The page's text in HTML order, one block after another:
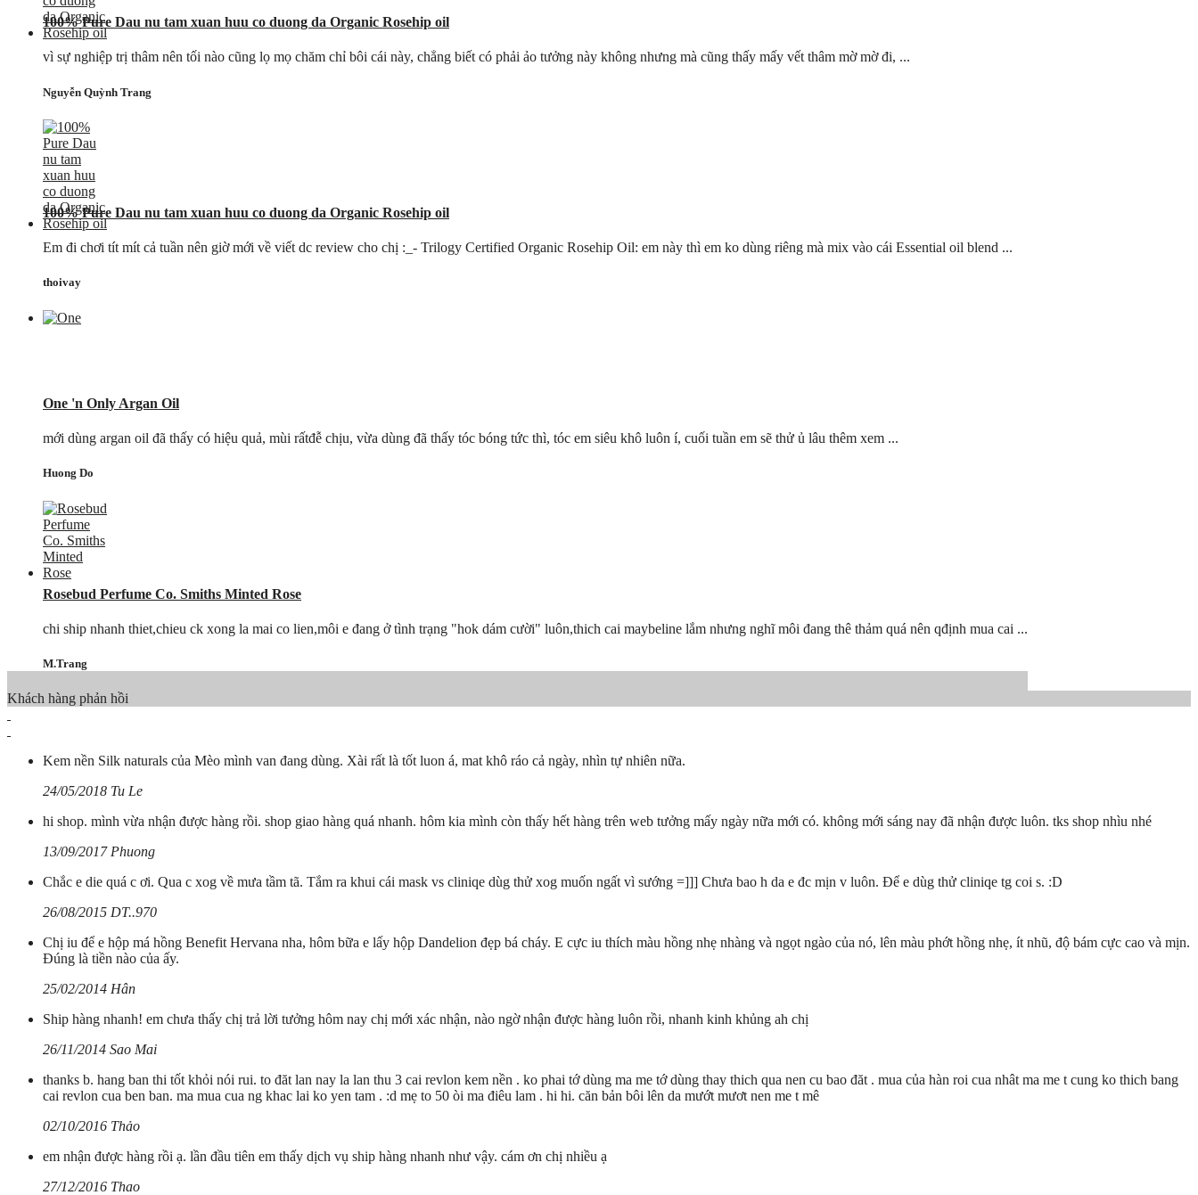
100% Pure Dau nu tam xuan huu co duong da Organic Rosehip oil
vì sự nghiệp trị thâm nên tối nào cũng lọ mọ chăm chỉ bôi cái này, chẳng biết có phải ảo tưởng này không nhưng mà cũng thấy mấy vết thâm mờ mờ đi, ...
Nguyễn Quỳnh Trang
100% Pure Dau nu tam xuan huu co duong da Organic Rosehip oil
Em đi chơi tít mít cả tuần nên giờ mới về viết dc review cho chị :_- Trilogy Certified Organic Rosehip Oil: em này thì em ko dùng riêng mà mix vào cái Essential oil blend ...
thoivay
One 'n Only Argan Oil
mới dùng argan oil đã thấy có hiệu quả, mùi rấtđễ chịu, vừa dùng đã thấy tóc bóng tức thì, tóc em siêu khô luôn í, cuối tuần em sẽ thử ủ lâu thêm xem ...
Huong Do
Rosebud Perfume Co. Smiths Minted Rose
chi ship nhanh thiet,chieu ck xong la mai co lien,môi e đang ở tình trạng "hok dám cười" luôn,thich cai maybeline lắm nhưng nghĩ môi đang thê thảm quá nên qđịnh mua cai ...
M.Trang
Khách hàng phản hồi
Kem nền Silk naturals của Mèo mình van đang dùng. Xài rất là tốt luon á, mat khô ráo cả ngày, nhìn tự nhiên nữa.
24/05/2018 Tu Le
hi shop. mình vừa nhận được hàng rồi. shop giao hàng quá nhanh. hôm kia mình còn thấy hết hàng trên web tưởng mấy ngày nữa mới có. không mới sáng nay đã nhận được luôn. tks shop nhìu nhé
13/09/2017 Phuong
Chắc e die quá c ơi. Qua c xog về mưa tầm tã. Tắm ra khui cái mask vs cliniqe dùg thử xog muốn ngất vì sướng =]]] Chưa bao h da e đc mịn v luôn. Để e dùg thử cliniqe tg coi s. :D
26/08/2015 DT..970
Chị iu để e hộp má hồng Benefit Hervana nha, hôm bữa e lấy hộp Dandelion đẹp bá cháy. E cực iu thích màu hồng nhẹ nhàng và ngọt ngào của nó, lên màu phớt hồng nhẹ, ít nhũ, độ bám cực cao và mịn.
Đúng là tiền nào của ấy.
25/02/2014 Hân
Ship hàng nhanh! em chưa thấy chị trả lời tưởng hôm nay chị mới xác nhận, nào ngờ nhận được hàng luôn rồi, nhanh kinh khủng ah chị
26/11/2014 Sao Mai
thanks b. hang ban thi tốt khỏi nói rui. to đăt lan nay la lan thu 3 cai revlon kem nền . ko phai tớ dùng ma me tớ dùng thay thich qua nen cu bao đăt . mua của hàn roi cua nhât ma me t cung ko thich bang
cai revlon cua ben ban. ma mua cua ng khac lai ko yen tam . :d mẹ to 50 òi ma điêu lam . hi hi. căn bản bôi lên da mướt mươt nen me t mê
02/10/2016 Thảo
em nhận được hàng rồi ạ. lần đầu tiên em thấy dịch vụ ship hàng nhanh như vậy. cám ơn chị nhiều ạ
27/12/2016 Thao